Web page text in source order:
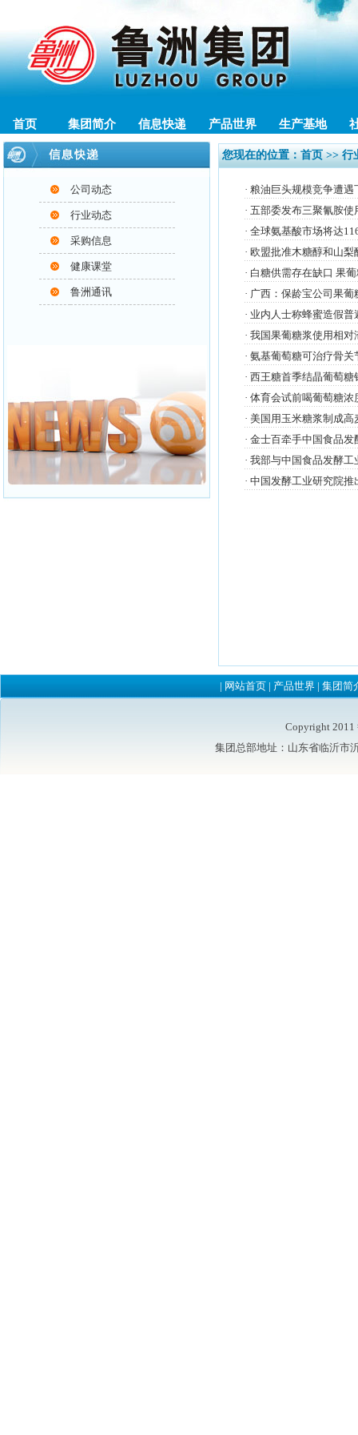
首页 集团简介 信息快递 产品世界 生产基地
公司动态
行业动态
采购信息
健康课堂
鲁洲通讯
您现在的位置：首页>> 行
· 粮油巨头规模竞争遭
· 五部委发布三聚氰胺
· 全球氨基酸市场将达
· 欧盟批准木糖醇和山
· 白糖供需存在缺口 果
· 广西：保龄宝公司果
· 业内人士称蜂蜜造假
· 我国果葡糖浆使用相
· 氨基葡萄糖可治疗骨
· 西王糖首季结晶葡萄糖
· 体育会试前喝葡萄糖
· 美国用玉米糖浆制成
· 金士百牵手中国食品
· 我部与中国食品发酵
· 中国发酵工业研究院
| 网站首页 | 产品世界 | 集团简
Copyright
集团总部地址：山东省临沂市